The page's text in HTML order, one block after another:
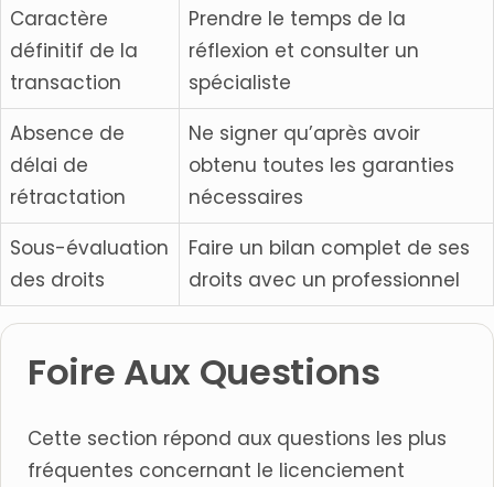
Caractère
définitif de la
transaction
Prendre le temps de la
réflexion et consulter un
spécialiste
Absence de
délai de
rétractation
Ne signer qu’après avoir
obtenu toutes les garanties
nécessaires
Sous-évaluation
des droits
Faire un bilan complet de ses
droits avec un professionnel
Foire Aux Questions
Cette section répond aux questions les plus
fréquentes concernant le licenciement